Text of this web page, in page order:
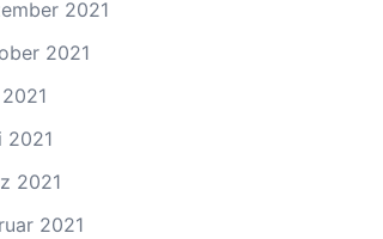
2021
2021
2021
2021
2021